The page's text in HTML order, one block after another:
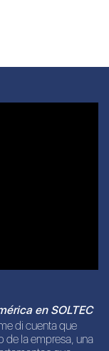
en SOLTEC
di cuenta que
de la empresa, una